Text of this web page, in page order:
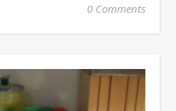
0 Comments